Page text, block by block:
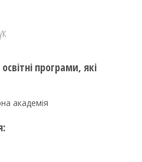
програми, які
академія